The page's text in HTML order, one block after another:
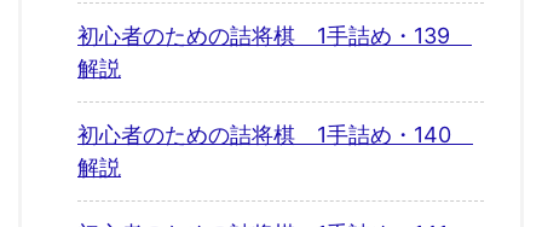
初心者のための詰将棋 1手詰め・139
解説
初心者のための詰将棋 1手詰め・140
解説